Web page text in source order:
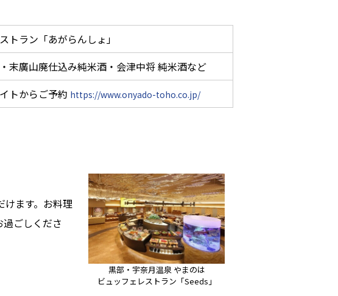
トラン「あがらんしょ」
末廣山廃仕込み純米酒・会津中将 純米酒など
トからご予約 https://www.onyado-toho.co.jp/
けます。お料理
ごしくださ
黒部・宇奈月温泉 やまのは
ビュッフェレストラン「Seeds」